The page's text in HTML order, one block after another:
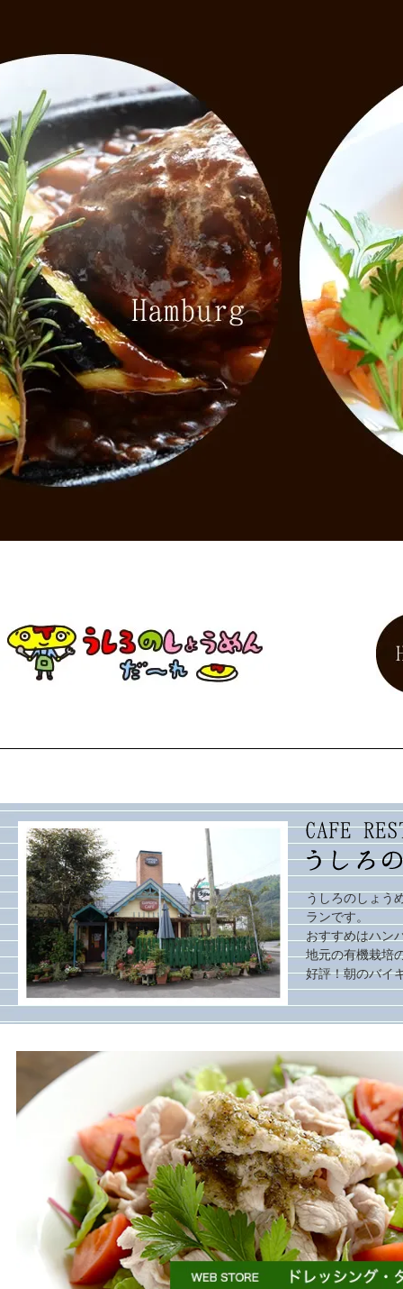
うしろのしょう
ランです。
おすすめはハン
地元の有機栽培
好評！朝のバイ